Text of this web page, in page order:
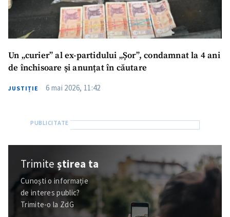
Un „curier” al ex-partidului „Șor”, condamnat la 4 ani
de închisoare și anunțat în căutare
JUSTIȚIE 6 mai 2026, 11:42
Trimiteștirea ta
Cunoști o informație
de interes public?
Trimite-o la ZdG